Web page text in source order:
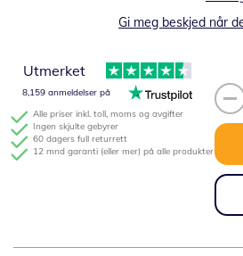
Gi meg beskjed når
Alle priser inkl. toll, moms og avgifter
Ingen skjulte gebyrer
60 dagers full returrett
12 mnd garanti (eller mer) på alle produkter
Utmerket
8,159 anmeldelser på